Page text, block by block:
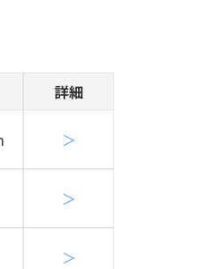
詳細
＞
＞
＞